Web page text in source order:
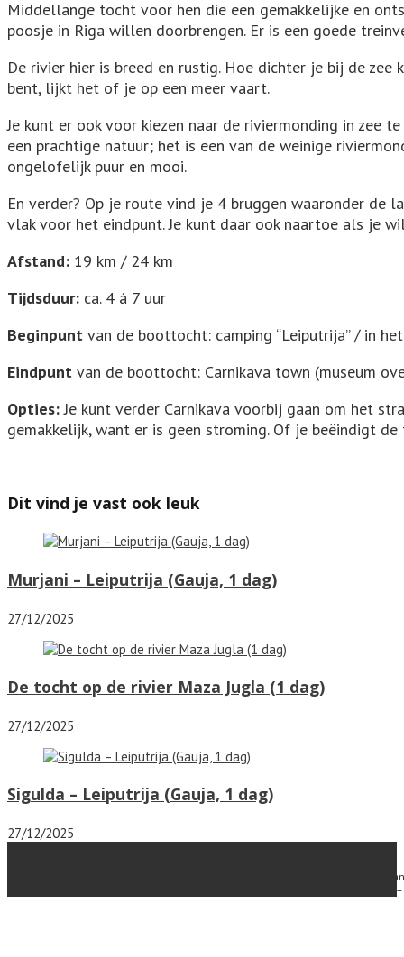
Middellange tocht voor hen die een gemakkelijke en
poosje in Riga willen doorbrengen. Er is een goede
De rivier hier is breed en rustig. Hoe dichter je bij de
bent, lijkt het of je op een meer vaart.
Je kunt er ook voor kiezen naar de riviermonding in zee
een prachtige natuur; het is een van de weinige
ongelofelijk puur en mooi.
En verder? Op je route vind je 4 bruggen waaronder de
vlak voor het eindpunt. Je kunt daar ook naartoe als je
Afstand: 19 km / 24 km
Tijdsduur: ca. 4 á 7 uur
Beginpunt van de boottocht: camping “Leiputrija” / in
Eindpunt van de boottocht: Carnikava town (museum
Opties:Je kunt verder Carnikava voorbij gaan om het
gemakkelijk, want er is geen stroming. Of je beëindigt
Dit vind je vast ook leuk
Murjani – Leiputrija (Gauja, 1 dag)
27/12/2025
De tocht op de rivier Maza Jugla (1 dag)
27/12/2025
Sigulda – Leiputrija (Gauja, 1 dag)
27/12/2025
Canoe & kayak tours – Gauja river – Latvia |
Copyright 2026